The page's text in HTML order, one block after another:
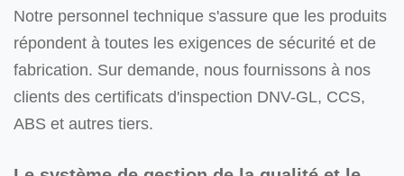
Notre personnel technique s'assure que les produits
répondent à toutes les exigences de sécurité et de
fabrication. Sur demande, nous fournissons à nos
clients des certificats d'inspection DNV-GL, CCS,
ABS et autres tiers.